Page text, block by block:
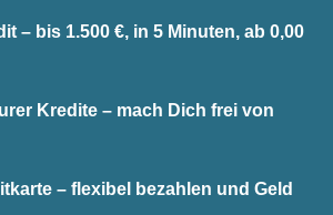
– bis 1.500 €, in 5 Minuten, ab 0,00
Kredite – mach Dich frei von
– flexibel bezahlen und Geld